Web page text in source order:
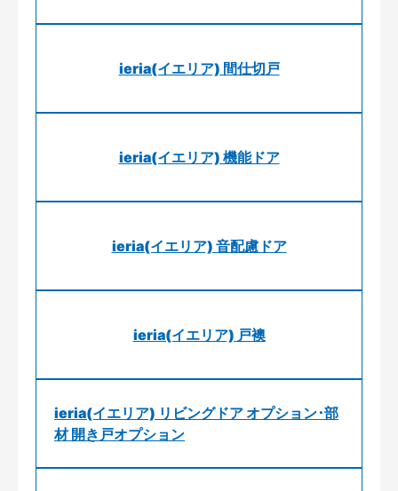
ieria(イエリア) 間仕切戸
ieria(イエリア) 機能ドア
ieria(イエリア) 音配慮ドア
ieria(イエリア) 戸襖
ieria(イエリア) リビングドア オプション･部
材 開き戸オプション